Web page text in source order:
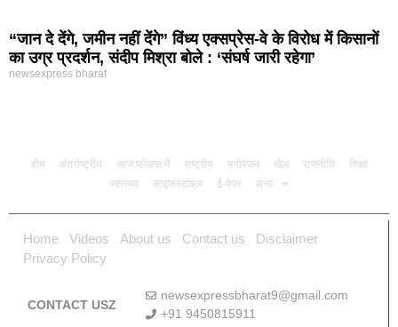
“जान दे देंगे, जमीन नहीं देंगे” विंध्य एक्सप्रेस-वे के विरोध में किसानों
का उग्र प्रदर्शन, संदीप मिश्रा बोले : ‘संघर्ष जारी रहेगा’
newsexpress bharat
होम अंतर्राष्ट्रीय आज फोकस में राष्ट्रीय मनोरंजन खेल राजनीति
शिक्षा
स्वास्थ्य
लाइफस्टाइल ई-पेपर अन्य
Home Videos About us Contact us
Disclaimer
Privacy Policy
CONTACT USZ
newsexpressbharat9@gmail.com
+91 9450815911